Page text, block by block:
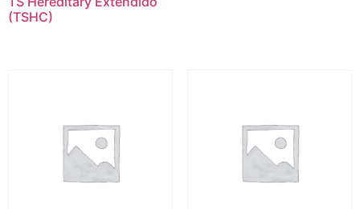
(TSHC)